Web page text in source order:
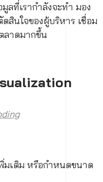
ลที่เรากำลังจะทำ มอง
สินใจของผู้บริหาร เชื่อม
ลาดมากขึ้น
มเติม หรือกำหนดขนาด